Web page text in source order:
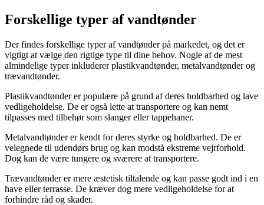
Forskellige typer af vandtønder
Der findes forskellige typer af vandtønder på markedet, og det er
vigtigt at vælge den rigtige type til dine behov. Nogle af de mest
almindelige typer inkluderer plastikvandtønder, metalvandtønder og
trævandtønder.
Plastikvandtønder er populære på grund af deres holdbarhed og lave
vedligeholdelse. De er også lette at transportere og kan nemt
tilpasses med tilbehør som slanger eller tappehaner.
Metalvandtønder er kendt for deres styrke og holdbarhed. De er
velegnede til udendørs brug og kan modstå ekstreme vejrforhold.
Dog kan de være tungere og sværere at transportere.
Trævandtønder er mere æstetisk tiltalende og kan passe godt ind i en
have eller terrasse. De kræver dog mere vedligeholdelse for at
forhindre råd og skader.